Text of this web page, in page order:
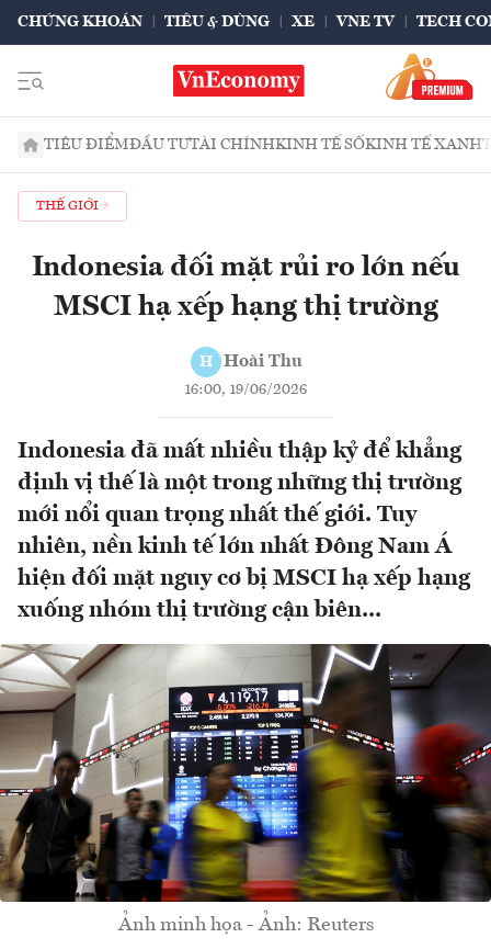
CHỨNG KHOÁN TIÊU & DÙNG XE VNE TV TECH
TIÊU ĐIỂMĐẦU TƯTÀI CHÍNHKINH TẾ SỐKINH TẾ XANH
THẾ GIỚI
Indonesia đối mặt rủi ro lớn nếu
MSCI hạ xếp hạng thị trường
H Hoài Thu
16:00, 19/06/2026
Indonesia đã mất nhiều thập kỷ để khẳng
định vị thế là một trong những thị trường
mới nổi quan trọng nhất thế giới. Tuy
nhiên, nền kinh tế lớn nhất Đông Nam Á
hiện đối mặt nguy cơ bị MSCI hạ xếp hạng
xuống nhóm thị trường cận biên...
Ảnh minh họa - Ảnh: Reuters